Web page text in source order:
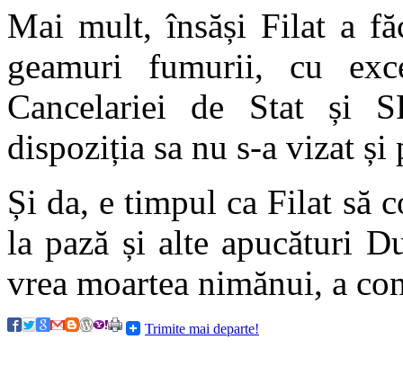
Mai mult, însăși Filat a
geamuri fumurii, cu
Cancelariei de Stat și
dispoziția sa nu s-a vizat și
Și da, e timpul ca Filat să
la pază și alte apucături
vrea moartea nimănui, a
Trimite mai departe!